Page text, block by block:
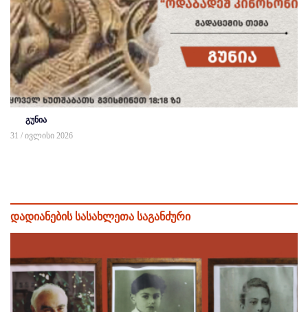
გუნია
31 / ივლისი 2026
დადიანების სასახლეთა საგანძური